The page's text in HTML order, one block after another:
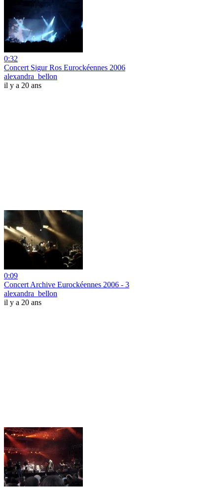
0:32
Concert Sigur Ros Eurockéennes 2006
alexandra_bellon
il y a 20 ans
0:09
Concert Archive Eurockéennes 2006 - 3
alexandra_bellon
il y a 20 ans